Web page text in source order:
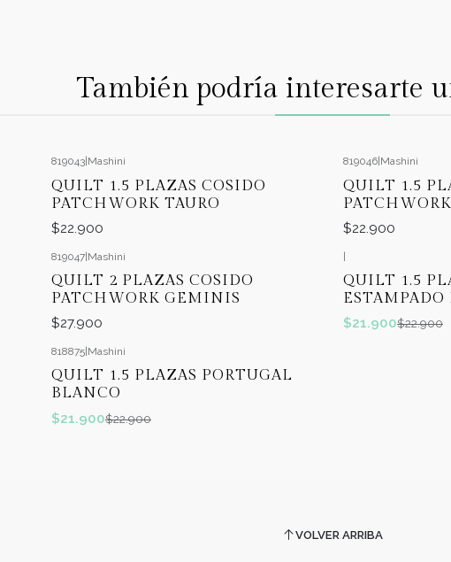
También podría interesarte
819043 Mashini
QUILT 1.5 PLAZAS COSIDO
PATCHWORK TAURO
$22.900
819046 Mashini
QUILT 1.5
$22.900
819047|Mashini
QUILT 2 PLAZAS COSIDO
PATCHWORK GEMINIS
$27.900
|
QUILT 1.5
$21.900$22.900
818875 Mashini
QUILT 1.5 PLAZAS PORTUGAL
BLANCO
$21.900$22.900
VOLVER ARRIBA